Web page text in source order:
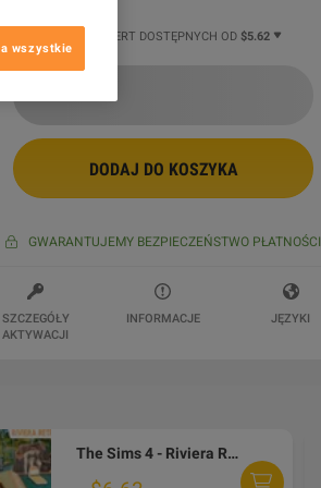
4 WIĘCEJ OFERT DOSTĘPNYCH OD $5.62
DODAJ DO KOSZYKA
GWARANTUJEMY BEZPIECZEŃSTWO PŁATNOŚCI
SZCZEGÓŁY
AKTYWACJI
INFORMACJE JĘZYKI
The Sims 4 - Riviera Retreat Kit DLC PC EA App CD Key
wszystkie